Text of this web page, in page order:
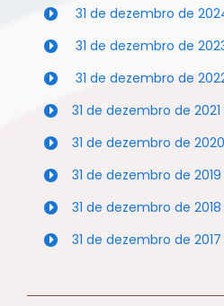
31 de dezembro de
31 de dezembro de
31 de dezembro de
31 de dezembro de
31 de dezembro de
31 de dezembro de 2019
31 de dezembro de 2018
31 de dezembro de 2017